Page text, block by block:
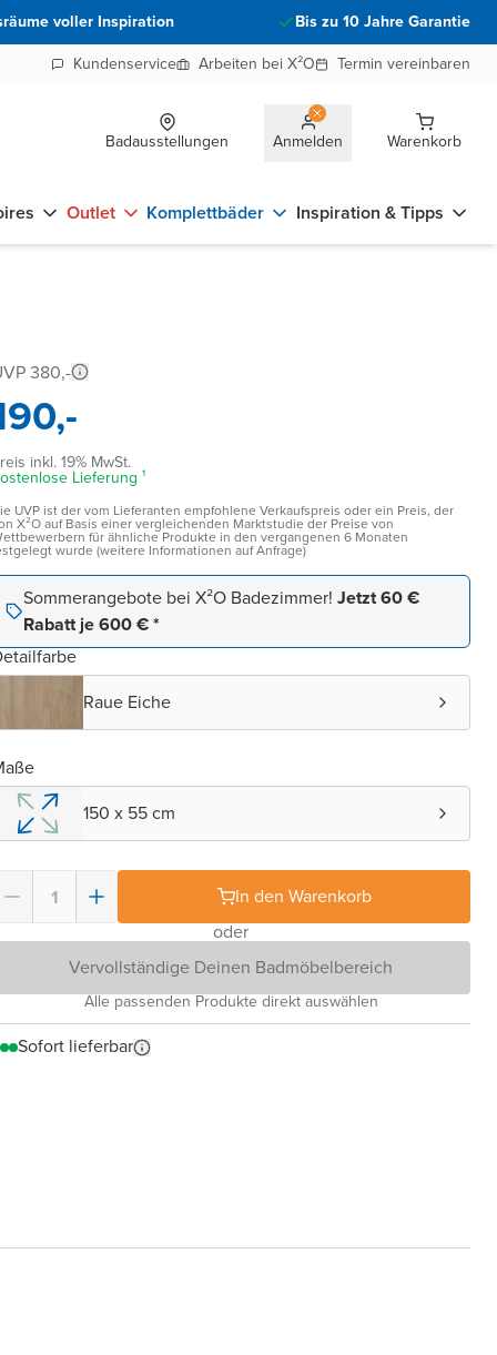
voller Inspiration
Bis zu 10 Jahre Garantie
Kundenservice
Arbeiten bei X²O Termin vereinbaren
Badausstellungen Anmelden Warenkorb
Outlet Komplettbäder Inspiration & Tipps
380,-
inkl. 19% MwSt.
Lieferung ¹
UVP ist der vom Lieferanten empfohlene Verkaufspreis oder ein Preis, der
X²O auf Basis einer vergleichenden Marktstudie der Preise von
für ähnliche Produkte in den vergangenen 6 Monaten
wurde (weitere Informationen auf Anfrage)
Sommerangebote bei X²O Badezimmer! Jetzt 60 €
Rabatt je 600 € *
Raue Eiche
150 x 55 cm
In den Warenkorb
oder
Vervollständige Deinen Badmöbelbereich
Alle passenden Produkte direkt auswählen
Sofort lieferbar